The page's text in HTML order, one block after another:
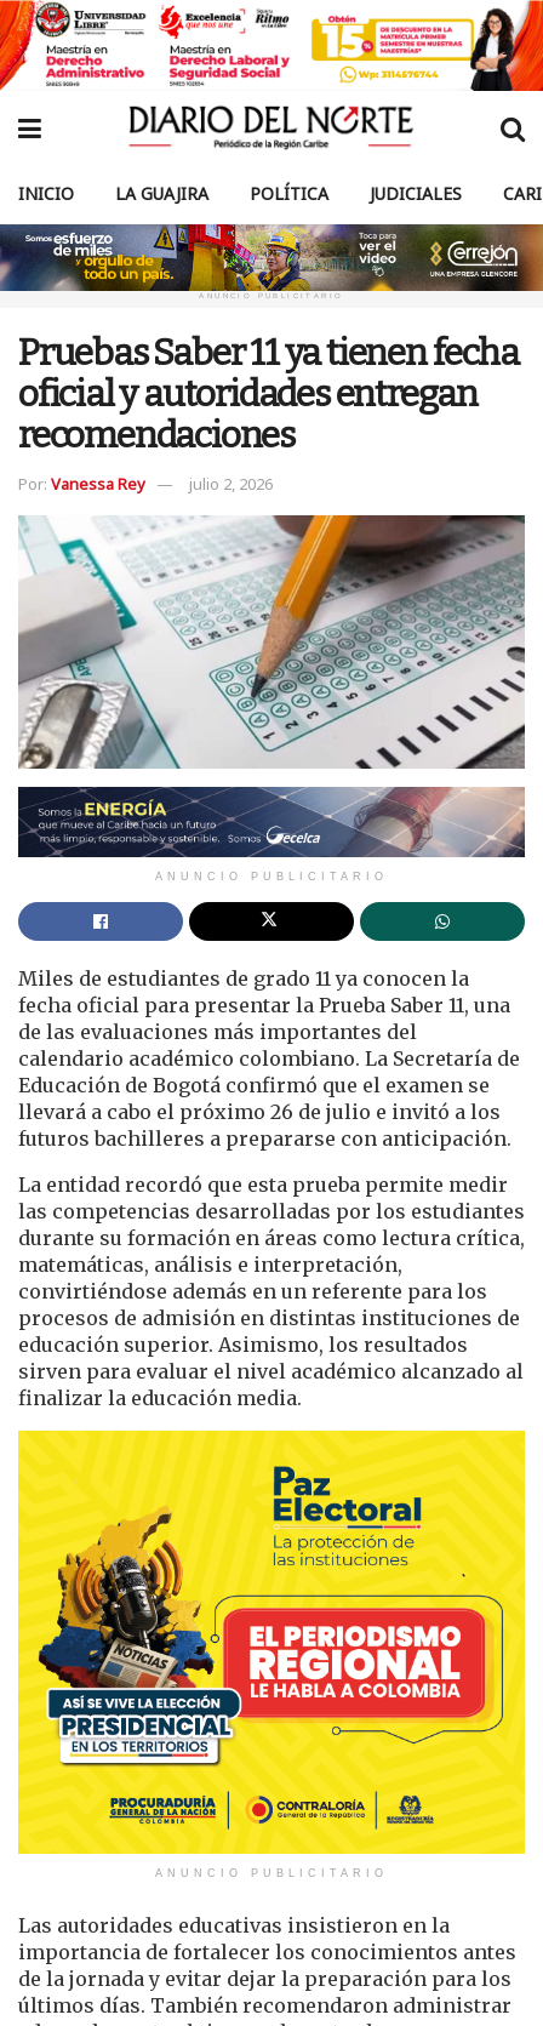
INICIO LA GUAJIRA POLÍTICA JUDICIALES
ANUNCIO PUBLICITARIO
Pruebas Saber 11 ya tienen fecha
oficial y autoridades entregan
recomendaciones
Por: Vanessa Rey julio 2, 2026
ANUNCIO PUBLICITARIO
Miles de estudiantes de grado 11 ya conocen la
fecha oficial para presentar la Prueba Saber 11, una
de las evaluaciones más importantes del
calendario académico colombiano. La Secretaría de
Educación de Bogotá confirmó que el examen se
llevará a cabo el próximo 26 de julio e invitó a los
futuros bachilleres a prepararse con anticipación.
La entidad recordó que esta prueba permite medir
las competencias desarrolladas por los estudiantes
durante su formación en áreas como lectura crítica,
matemáticas, análisis e interpretación,
convirtiéndose además en un referente para los
procesos de admisión en distintas instituciones de
educación superior. Asimismo, los resultados
sirven para evaluar el nivel académico alcanzado al
finalizar la educación media.
ANUNCIO PUBLICITARIO
Las autoridades educativas insistieron en la
importancia de fortalecer los conocimientos antes
de la jornada y evitar dejar la preparación para los
últimos días. También recomendaron administrar